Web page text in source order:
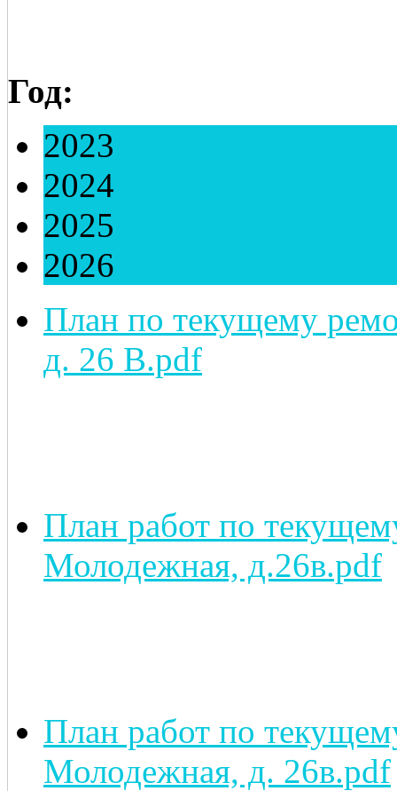
Год:
2023
2024
2025
2026
План по текущему
д. 26 В.pdf
План работ по
Молодежная, д.26в.pdf
План работ по
Молодежная, д. 26в.pdf